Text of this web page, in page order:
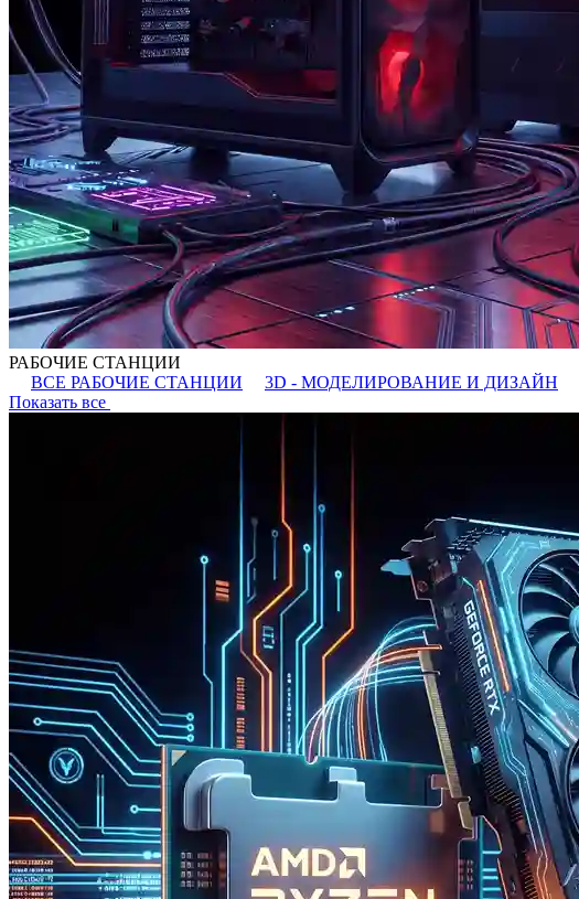
РАБОЧИЕ СТАНЦИИ
ВСЕ РАБОЧИЕ СТАНЦИИ
3D - МОДЕЛИРОВАНИЕ И ДИЗАЙН
Показать все